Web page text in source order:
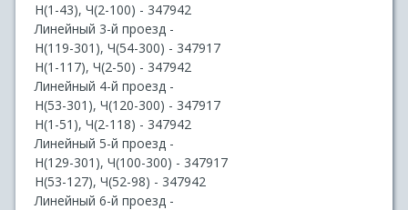
Н(1-43), Ч(2-100) - 347942
Линейный 3-й проезд -
Н(119-301), Ч(54-300) - 347917
Н(1-117), Ч(2-50) - 347942
Линейный 4-й проезд -
Н(53-301), Ч(120-300) - 347917
Н(1-51), Ч(2-118) - 347942
Линейный 5-й проезд -
Н(129-301), Ч(100-300) - 347917
Н(53-127), Ч(52-98) - 347942
Линейный 6-й проезд -